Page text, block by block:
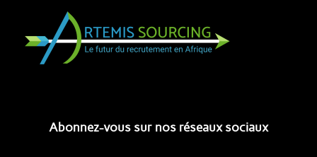
Abonnez-vous sur nos réseaux sociaux